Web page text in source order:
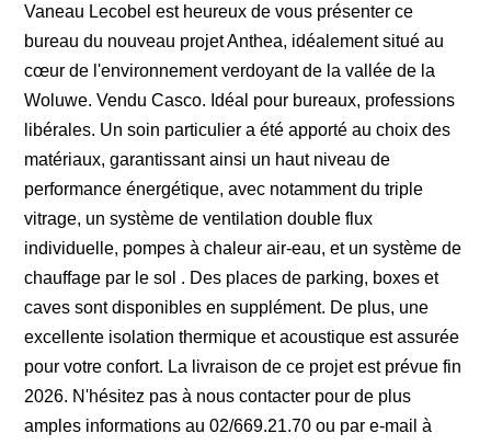
Vaneau Lecobel est heureux de vous présenter ce
bureau du nouveau projet Anthea, idéalement situé au
cœur de l'environnement verdoyant de la vallée de la
Woluwe. Vendu Casco. Idéal pour bureaux, professions
libérales. Un soin particulier a été apporté au choix des
matériaux, garantissant ainsi un haut niveau de
performance énergétique, avec notamment du triple
vitrage, un système de ventilation double flux
individuelle, pompes à chaleur air-eau, et un système de
chauffage par le sol . Des places de parking, boxes et
caves sont disponibles en supplément. De plus, une
excellente isolation thermique et acoustique est assurée
pour votre confort. La livraison de ce projet est prévue fin
2026. N'hésitez pas à nous contacter pour de plus
amples informations au 02/669.21.70 ou par e-mail à